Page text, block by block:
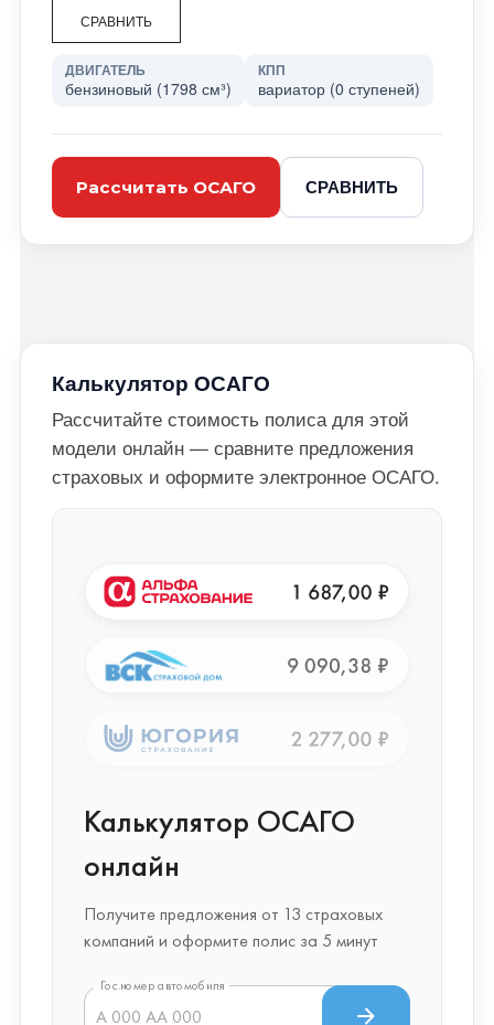
СРАВНИТЬ
ДВИГАТЕЛЬ
бензиновый (1798 см³)
КПП
вариатор (0 ступеней)
Рассчитать ОСАГО СРАВНИТЬ
Калькулятор ОСАГО
Рассчитайте стоимость полиса для этой
модели онлайн — сравните предложения
страховых и оформите электронное ОСАГО.